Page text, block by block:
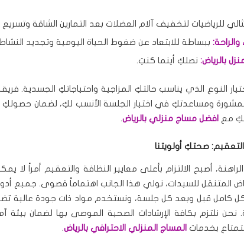
للرياضيات لتخفيف آلام العضلات بعد التمارين الشاقة وتسريع
ببساطة للابتعاد عن ضغوط الحياة اليومية وتجديد
بالرياض:نصلكِ أينما كنتِ.
النوع الذي يناسب حالتكِ المزاجية واحتياجاتكِ الجسدية.
ومساعدتكِ في اختيار الجلسة الأنسب لكِ، لضمان
مع افضل مساج منزلي بالرياض.
والتعقيم: صحتكِ أولويتنا
أصبح الالتزام بأعلى معايير النظافة والتعقيم أمراً لا
المتنقل للسيدات، نولي هذا الجانب اهتماماً قصوى. جميع
كامل قبل وبعد كل جلسة، ونستخدم مواد ذات جودة عالية
نحن نلتزم بكافة الإرشادات الصحية الموصى بها لضمان بيئة
بخدمات المساج المنزلي الاحترافي بالرياض.